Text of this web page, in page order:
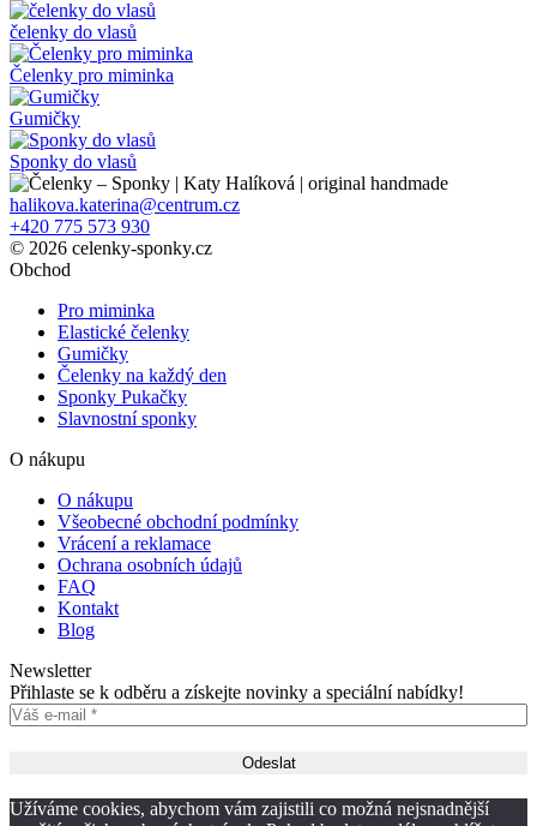
čelenky do vlasů
Čelenky pro miminka
Gumičky
Sponky do vlasů
halikova.katerina@centrum.cz
+420 775 573 930
© 2026 celenky-sponky.cz
Obchod
Pro miminka
Elastické čelenky
Gumičky
Čelenky na každý den
Sponky Pukačky
Slavnostní sponky
O nákupu
O nákupu
Všeobecné obchodní podmínky
Vrácení a reklamace
Ochrana osobních údajů
FAQ
Kontakt
Blog
Newsletter
Přihlaste se k odběru a získejte novinky a speciální nabídky!
Užíváme cookies, abychom vám zajistili co možná nejsnadnější